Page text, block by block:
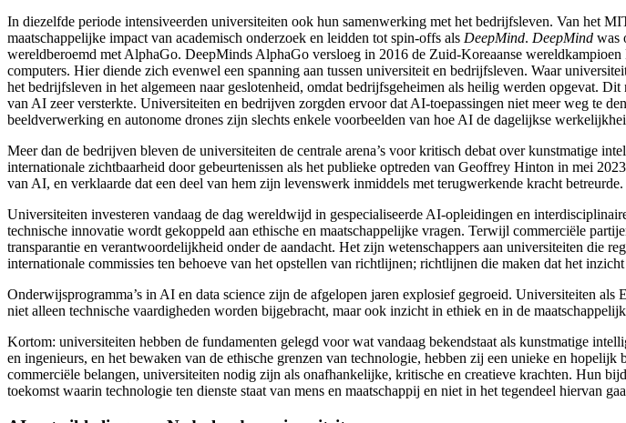
In diezelfde periode intensiveerden universiteiten ook hun samenwerking met het bedrijfsleven. Van het
maatschappelijke impact van academisch onderzoek en leidden tot spin-offs als DeepMind. DeepMind was
wereldberoemd met AlphaGo. DeepMinds AlphaGo versloeg in 2016 de Zuid-Koreaanse wereldkampioen
computers. Hier diende zich evenwel een spanning aan tussen universiteit en bedrijfsleven. Waar
het bedrijfsleven in het algemeen naar geslotenheid, omdat bedrijfsgeheimen als heilig werden opgevat.
van AI zeer versterkte. Universiteiten en bedrijven zorgden ervoor dat AI-toepassingen niet meer weg te
beeldverwerking en autonome drones zijn slechts enkele voorbeelden van hoe AI de dagelijkse
Meer dan de bedrijven bleven de universiteiten de centrale arena’s voor kritisch debat over kunstmatige
internationale zichtbaarheid door gebeurtenissen als het publieke optreden van Geoffrey Hinton in mei
van AI, en verklaarde dat een deel van hem zijn levenswerk inmiddels met terugwerkende kracht betreurde.
Universiteiten investeren vandaag de dag wereldwijd in gespecialiseerde AI-opleidingen en
technische innovatie wordt gekoppeld aan ethische en maatschappelijke vragen. Terwijl commerciële
transparantie en verantwoordelijkheid onder de aandacht. Het zijn wetenschappers aan universiteiten die
internationale commissies ten behoeve van het opstellen van richtlijnen; richtlijnen die maken dat het
Onderwijsprogramma’s in AI en data science zijn de afgelopen jaren explosief gegroeid. Universiteiten als
niet alleen technische vaardigheden worden bijgebracht, maar ook inzicht in ethiek en in de
Kortom: universiteiten hebben de fundamenten gelegd voor wat vandaag bekendstaat als kunstmatige
en ingenieurs, en het bewaken van de ethische grenzen van technologie, hebben zij een unieke en
commerciële belangen, universiteiten nodig zijn als onafhankelijke, kritische en creatieve krachten. Hun
toekomst waarin technologie ten dienste staat van mens en maatschappij en niet in het tegendeel hiervan